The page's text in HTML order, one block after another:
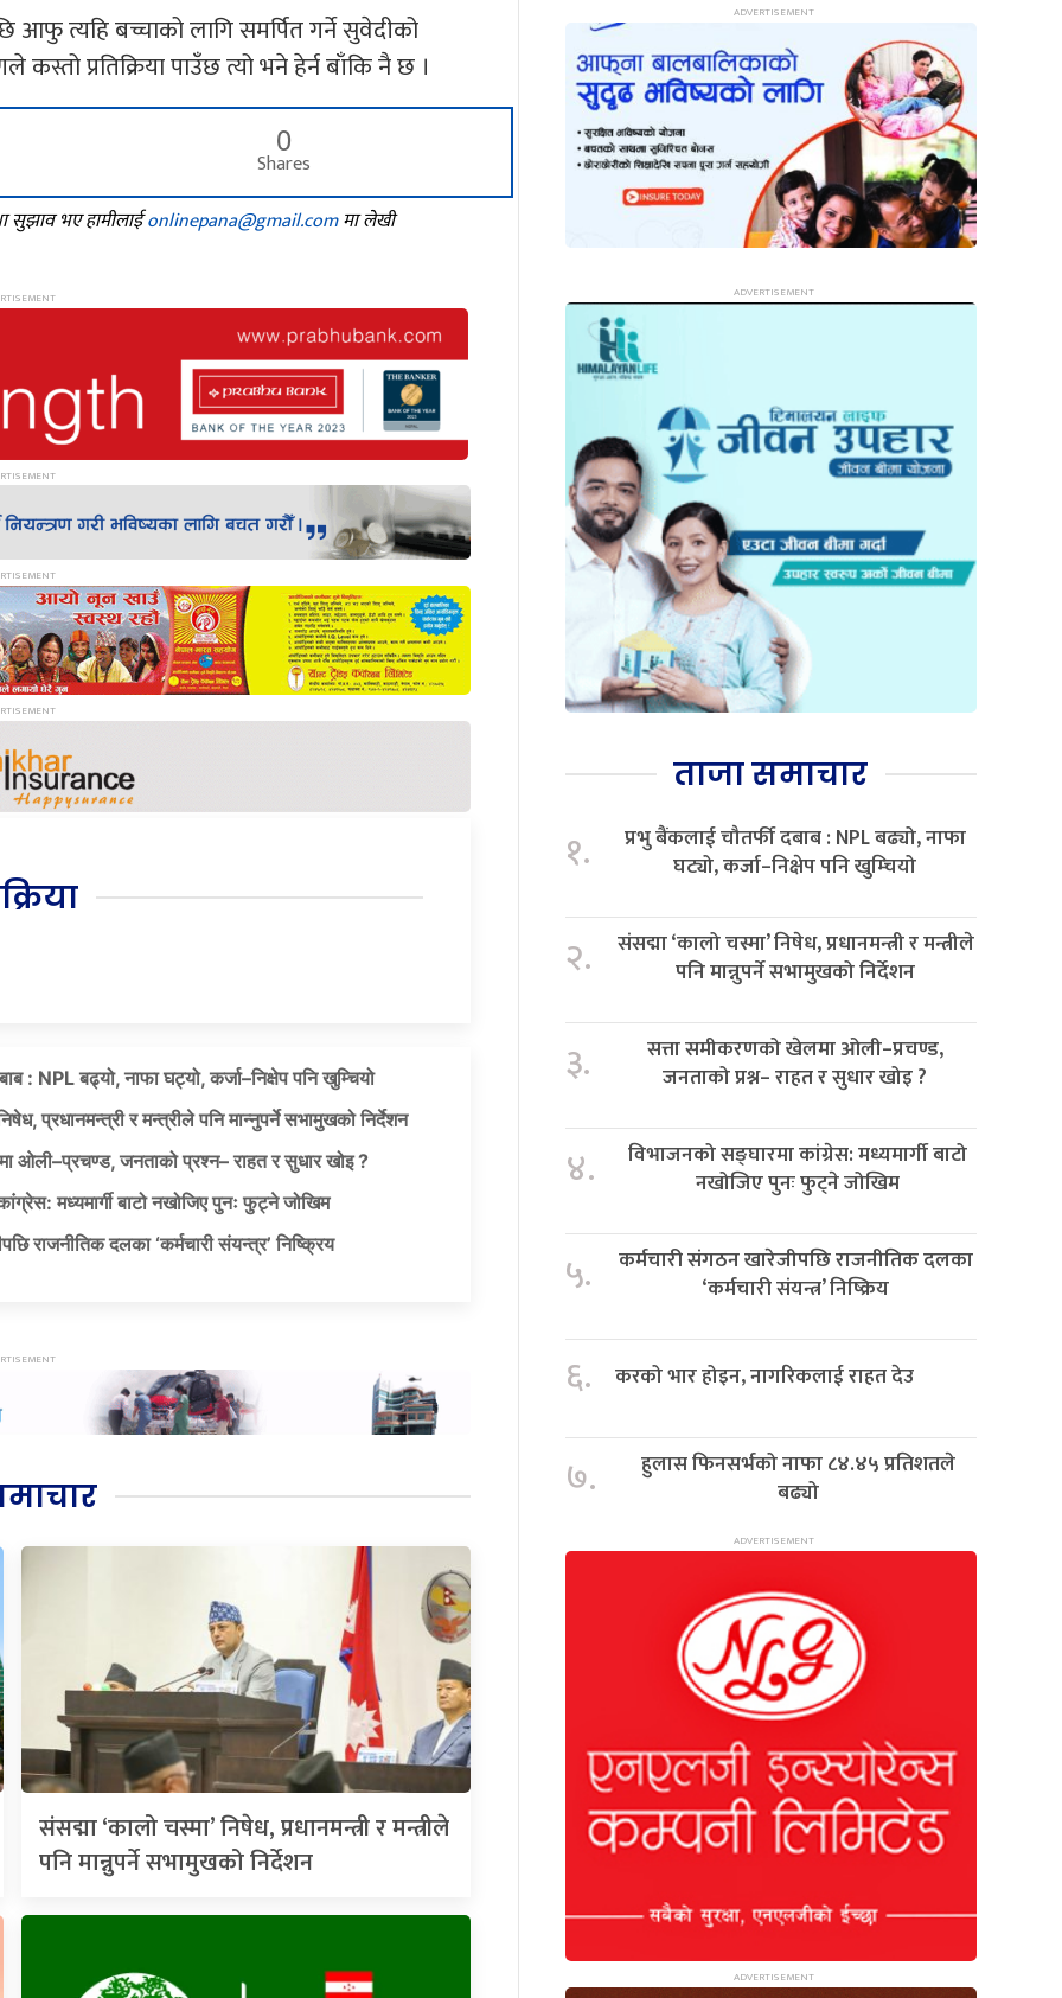
आफु त्यहि बच्चाको लागि समर्पित गर्ने सुवेदीको
प्रतिक्रिया पाउँछ त्यो भने हेर्न बाँकि नै छ ।
0
Shares
सुझाव भए हामीलाईonlinepana@gmail.comमा लेखी
: NPL बढ्यो, नाफा घट्यो, कर्जा–निक्षेप पनि खुम्चियो
प्रधानमन्त्री र मन्त्रीले पनि मान्नुपर्ने सभामुखको निर्देशन
ओली–प्रचण्ड, जनताको प्रश्न– राहत र सुधार खोइ ?
मध्यमार्गी बाटो नखोजिए पुनः फुट्ने जोखिम
राजनीतिक दलका ‘कर्मचारी संयन्त्र’ निष्क्रिय
संसद्मा ‘कालो चस्मा’ निषेध, प्रधानमन्त्री र मन्त्रीले
पनि मान्नुपर्ने सभामुखको निर्देशन
ताजा समाचार
१.
प्रभु बैंकलाई चौतर्फी दबाब : NPL बढ्यो, नाफा
घट्यो, कर्जा–निक्षेप पनि खुम्चियो
२.
संसद्मा ‘कालो चस्मा’ निषेध, प्रधानमन्त्री र मन्त्रीले
पनि मान्नुपर्ने सभामुखको निर्देशन
३.
सत्ता समीकरणको खेलमा ओली–प्रचण्ड,
जनताको प्रश्न– राहत र सुधार खोइ ?
४.
विभाजनको सङ्घारमा कांग्रेस: मध्यमार्गी बाटो
नखोजिए पुनः फुट्ने जोखिम
५.
कर्मचारी संगठन खारेजीपछि राजनीतिक दलका
‘कर्मचारी संयन्त्र’ निष्क्रिय
६. करको भार होइन, नागरिकलाई राहत देउ
७.
हुलास फिनसर्भको नाफा ८४.४५ प्रतिशतले
बढ्यो